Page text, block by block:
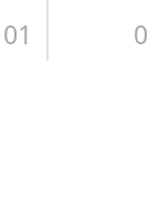
01